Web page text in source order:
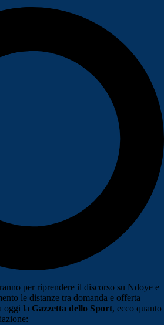
per riprendere il discorso su Ndoye e
le distanze tra domanda e offerta
oggi la Gazzetta dello Sport, ecco quanto